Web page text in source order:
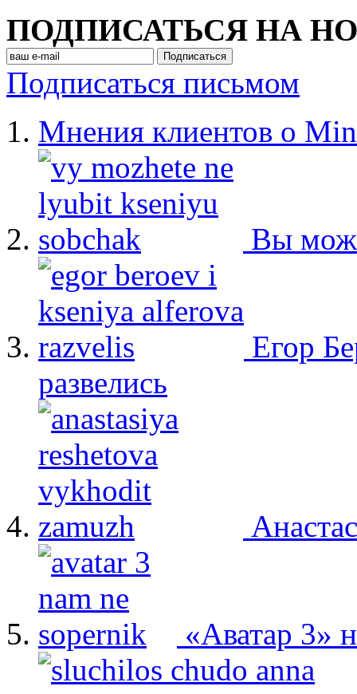
ПОДПИСАТЬСЯ НА
Подписаться письмом
Мнения клиентов о
Вы
Егор
развелись
«Аватар 3»